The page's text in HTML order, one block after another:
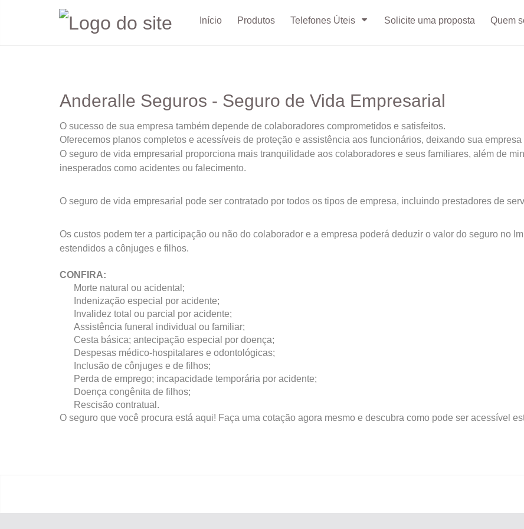
Início Produtos Telefones Úteis Solicite uma proposta Quem
Anderalle Seguros - Seguro de Vida Empresarial
O sucesso de sua empresa também depende de colaboradores comprometidos e satisfeitos.
Oferecemos planos completos e acessíveis de proteção e assistência aos funcionários, deixando sua
O seguro de vida empresarial proporciona mais tranquilidade aos colaboradores e seus familiares, além de
inesperados como acidentes ou falecimento.
O seguro de vida empresarial pode ser contratado por todos os tipos de empresa, incluindo prestadores de
Os custos podem ter a participação ou não do colaborador e a empresa poderá deduzir o valor do seguro no
estendidos a cônjuges e filhos.
CONFIRA:
Morte natural ou acidental;
Indenização especial por acidente;
Invalidez total ou parcial por acidente;
Assistência funeral individual ou familiar;
Cesta básica; antecipação especial por doença;
Despesas médico-hospitalares e odontológicas;
Inclusão de cônjuges e de filhos;
Perda de emprego; incapacidade temporária por acidente;
Doença congênita de filhos;
Rescisão contratual.
O seguro que você procura está aqui! Faça uma cotação agora mesmo e descubra como pode ser acessível